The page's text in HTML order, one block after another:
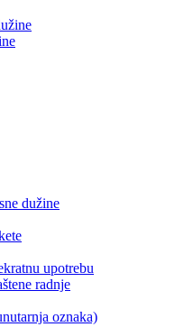
dužine
upotrebu
radnje
oznaka)